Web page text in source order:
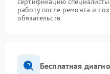
работу после ремонта и
обязательств
Бесплатная